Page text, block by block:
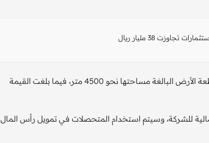
أشارت إلى أن الصفقة تهدف إلى تطوير وحدات فندقية على قطعة الأرض البالغة مساحتها نحو 4500 متر، فيما بلغت القيمة
للشركة، وسيتم استخدام المتحصلات في تمويل رأس المال